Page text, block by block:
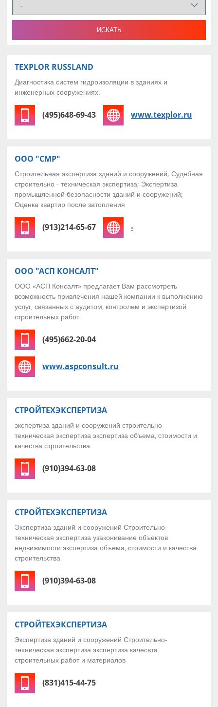
TEXPLOR RUSSLAND
Диагностика систем гидроизоляции в зданиях и
инженерных сооружениях.
(495)648-69-43 www.texplor.ru
ООО "СМР"
Строительная экспертиза зданий и сооружений; Судебная
строительно - техническая экспертиза; Экспертиза
промышленной безопасности зданий и сооружений;
Оценка квартир после затопления
(913)214-65-67 -
ООО "АСП КОНСАЛТ"
ООО «АСП Консалт» предлагает Вам рассмотреть
возможность привлечения нашей компании к выполнению
услуг, связанных с аудитом, контролем и экспертизой
строительных работ.
(495)662-20-04
www.aspconsult.ru
СТРОЙТЕХЭКСПЕРТИЗА
экспертиза зданий и сооружений строительно-
техническая экспертиза экспертиза объема, стоимости и
качества строительства
(910)394-63-08
СТРОЙТЕХЭКСПЕРТИЗА
Экспертиза зданий и сооружений Строительно-
техническая экспертиза узаконивание объектов
недвижимости экспертиза объема, стоимости и качества
строительства
(910)394-63-08
СТРОЙТЕХЭКСПЕРТИЗА
Экспертиза зданий и сооружений Строительно-
техническая экспертиза экспертиза качесвта
строительных работ и материалов
(831)415-44-75